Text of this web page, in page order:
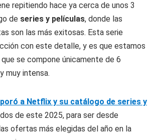
repitiendo hace ya cerca de unos 3
de series y películas, donde las
son las más exitosas. Esta serie
con este detalle, y es que estamos
se compone únicamente de 6
muy intensa.
a Netflix y su catálogo de series y
de este 2025, para ser desde
ofertas más elegidas del año en la